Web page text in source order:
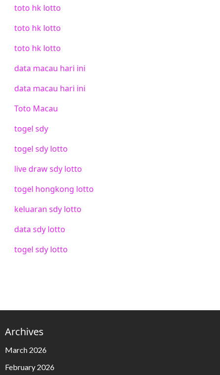
toto hk lotto
toto hk lotto
toto hk lotto
data macau hari ini
data macau hari ini
Toto Macau
togel sdy
togel sdy lotto
live draw sdy lotto
togel hongkong lotto
keluaran sdy lotto
data sdy lotto
togel sdy lotto
Archives
March 2026
February 2026